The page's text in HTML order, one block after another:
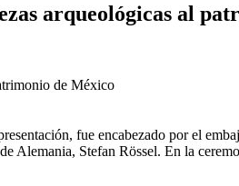
arqueológicas al
fue encabezado por el
Alemania, Stefan Rössel. En la